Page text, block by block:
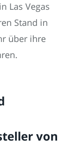
Las Vegas
Stand in
über ihre
von